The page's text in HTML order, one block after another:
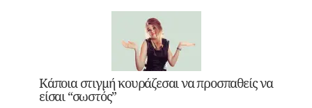
Κάποια στιγμή κουράζεσαι να προσπαθείς να
είσαι “σωστός”